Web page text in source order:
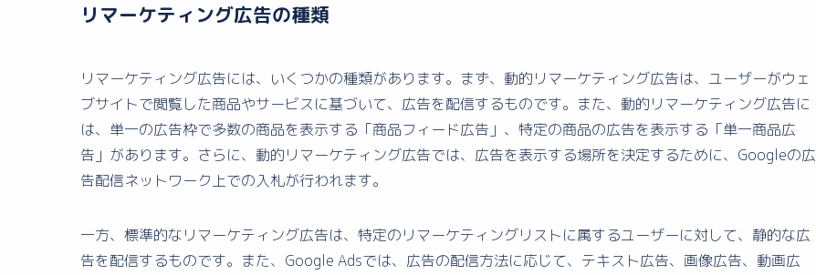
リマーケティング広告の種類
リマーケティング広告には、いくつかの種類があります。まず、動的リマーケティング広告は、ユーザーがウェ
ブサイトで閲覧した商品やサービスに基づいて、広告を配信するものです。また、動的リマーケティング広告に
は、単一の広告枠で多数の商品を表示する「商品フィード広告」、特定の商品の広告を表示する「単一商品広
告」があります。さらに、動的リマーケティング広告では、広告を表示する場所を決定するために、Googleの広
告配信ネットワーク上での入札が行われます。
一方、標準的なリマーケティング広告は、特定のリマーケティングリストに属するユーザーに対して、静的な広
告を配信するものです。また、Google Adsでは、広告の配信方法に応じて、テキスト広告、画像広告、動画広